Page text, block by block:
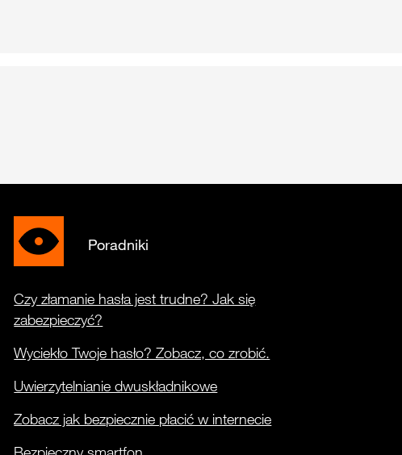
Poradniki
Czy złamanie hasła jest trudne? Jak się
zabezpieczyć?
Wyciekło Twoje hasło? Zobacz, co zrobić.
Uwierzytelnianie dwuskładnikowe
Zobacz jak bezpiecznie płacić w internecie